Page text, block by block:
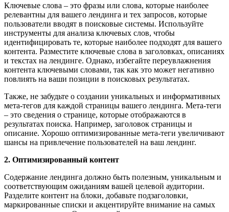
Ключевые слова – это фразы или слова, которые наиболее
релевантны для вашего лендинга и тех запросов, которые
пользователи вводят в поисковые системы. Используйте
инструменты для анализа ключевых слов, чтобы
идентифицировать те, которые наиболее подходят для вашего
контента. Разместите ключевые слова в заголовках, описаниях
и текстах на лендинге. Однако, избегайте переувлажнения
контента ключевыми словами, так как это может негативно
повлиять на ваши позиции в поисковых результатах.
Также, не забудьте о создании уникальных и информативных
мета-тегов для каждой страницы вашего лендинга. Мета-теги
– это сведения о странице, которые отображаются в
результатах поиска. Например, заголовок страницы и
описание. Хорошо оптимизированные мета-теги увеличивают
шансы на привлечение пользователей на ваш лендинг.
2. Оптимизированный контент
Содержание лендинга должно быть полезным, уникальным и
соответствующим ожиданиям вашей целевой аудитории.
Разделите контент на блоки, добавьте подзаголовки,
маркированные списки и акцентируйте внимание на самых